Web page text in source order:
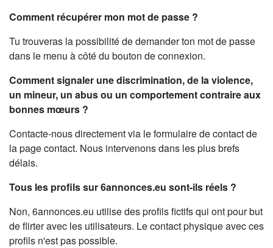
Comment récupérer mon mot de passe ?
Tu trouveras la possibilité de demander ton mot de passe
dans le menu à côté du bouton de connexion.
Comment signaler une discrimination, de la violence,
un mineur, un abus ou un comportement contraire aux
bonnes mœurs ?
Contacte-nous directement via le formulaire de contact de
la page contact. Nous intervenons dans les plus brefs
délais.
Tous les profils sur 6annonces.eu sont-ils réels ?
Non, 6annonces.eu utilise des profils fictifs qui ont pour but
de flirter avec les utilisateurs. Le contact physique avec ces
profils n'est pas possible.